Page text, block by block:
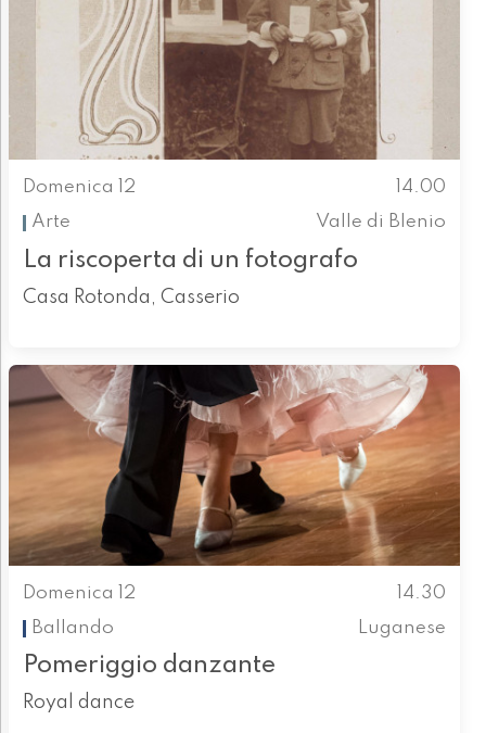
Domenica 12
14.00
Arte
Valle di Blenio
La riscoperta di un fotografo
Casa Rotonda, Casserio
Domenica 12
14.30
Ballando
Luganese
Pomeriggio danzante
Royal dance